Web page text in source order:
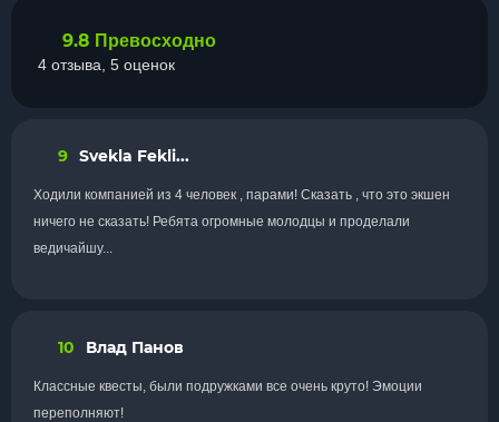
9.8 Превосходно
4 отзыва, 5 оценок
9 Svekla Fekli...
Ходили компанией из 4 человек , парами! Сказать , что это экшен
ничего не сказать! Ребята огромные молодцы и проделали
ведичайшу...
10 Влад Панов
Классные квесты, были подружками все очень круто! Эмоции
переполняют!